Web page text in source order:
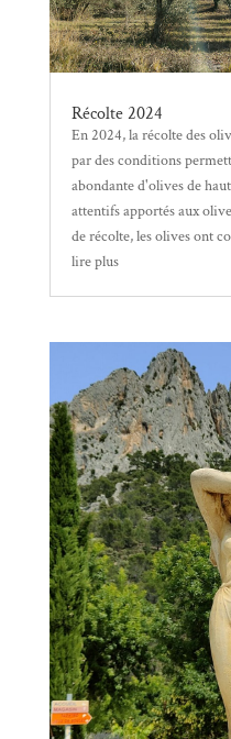
Récolte 2024
En 2024, la récolte des
par des conditions
abondante d'olives de
attentifs apportés aux
de récolte, les olives ont
lire plus